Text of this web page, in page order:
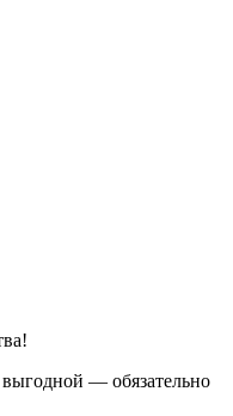
— обязательно